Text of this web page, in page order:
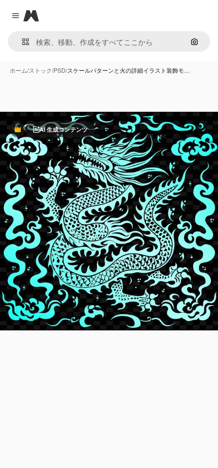
Close menu
Magnific
画像で
ホーム/ストック/PSD/スケールパターンと火の詳細イラスト装飾モ…
PremiumAI 生成コンテンツ